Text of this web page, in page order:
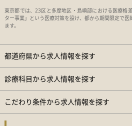
東京都では、23区と多摩地区・島嶼部における医療格
ター事業」という医療対策を設け、都から期間限定で
ます。
都道府県から求人情報を探す
診療科目から求人情報を探す
こだわり条件から求人情報を探す